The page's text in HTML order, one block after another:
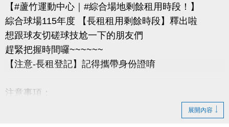
【#蘆竹運動中心｜#綜合場地剩餘租用時段！】
綜合球場115年度 【長租租用剩餘時段】釋出啦
想跟球友切磋球技尬一下的朋友們
趕緊把握時間囉~~~~~~
【注意-長租登記】記得攜帶身份證唷
注意事項：
2.重新開放長租之時段，以現場排隊為主，無法以電
展開內容